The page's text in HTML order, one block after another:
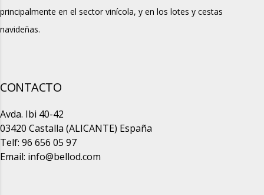
principalmente en el sector vinícola, y en los lotes y cestas
navideñas.
CONTACTO
Avda. Ibi 40-42
03420 Castalla (ALICANTE) España
Telf: 96 656 05 97
Email: info@bellod.com